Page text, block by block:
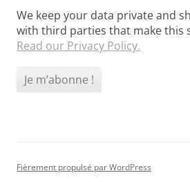
We keep your data private and
with third parties that make this
Read our Privacy Policy.
Fièrement propulsé par WordPress